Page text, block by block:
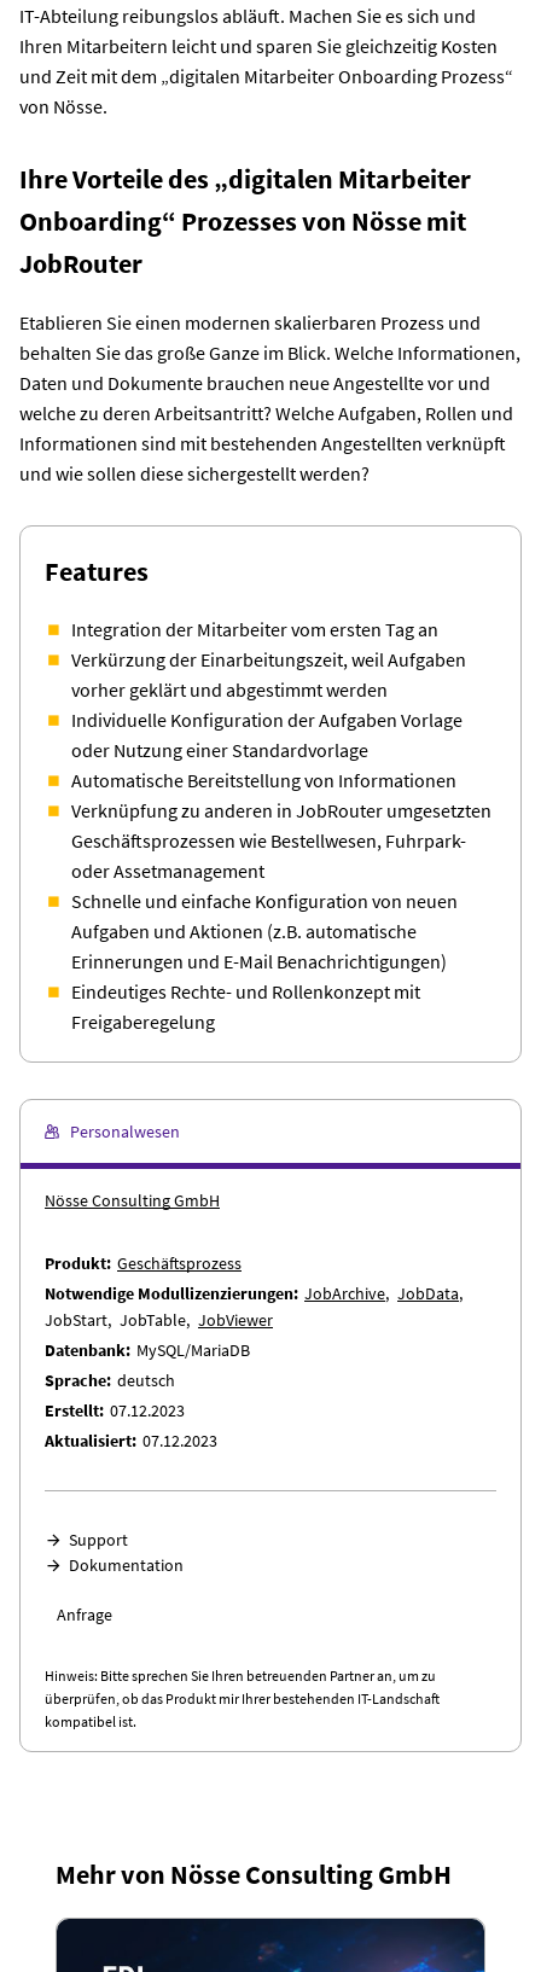
IT-Abteilung reibungslos abläuft. Machen Sie es sich und
Ihren Mitarbeitern leicht und sparen Sie gleichzeitig Kosten
und Zeit mit dem „digitalen Mitarbeiter Onboarding Prozess“
von Nösse.
Ihre Vorteile des „digitalen Mitarbeiter
Onboarding“ Prozesses von Nösse mit
JobRouter
Etablieren Sie einen modernen skalierbaren Prozess und
behalten Sie das große Ganze im Blick. Welche Informationen,
Daten und Dokumente brauchen neue Angestellte vor und
welche zu deren Arbeitsantritt? Welche Aufgaben, Rollen und
Informationen sind mit bestehenden Angestellten verknüpft
und wie sollen diese sichergestellt werden?
Features
Integration der Mitarbeiter vom ersten Tag an
Verkürzung der Einarbeitungszeit, weil Aufgaben
vorher geklärt und abgestimmt werden
Individuelle Konfiguration der Aufgaben Vorlage
oder Nutzung einer Standardvorlage
Automatische Bereitstellung von Informationen
Verknüpfung zu anderen in JobRouter umgesetzten
Geschäftsprozessen wie Bestellwesen, Fuhrpark-
oder Assetmanagement
Schnelle und einfache Konfiguration von neuen
Aufgaben und Aktionen (z.B. automatische
Erinnerungen und E-Mail Benachrichtigungen)
Eindeutiges Rechte- und Rollenkonzept mit
Freigaberegelung
Personalwesen
Nösse Consulting GmbH
Produkt Geschäftsprozess
Notwendige Modullizenzierungen JobArchive JobData
JobStart JobTable JobViewer
Datenbank MySQL/MariaDB
Sprache deutsch
Erstellt 07.12.2023
Aktualisiert 07.12.2023
Support
Dokumentation
Anfrage
Hinweis: Bitte sprechen Sie Ihren betreuenden Partner an, um zu
überprüfen, ob das Produkt mir Ihrer bestehenden IT-Landschaft
kompatibel ist.
Mehr von Nösse Consulting GmbH